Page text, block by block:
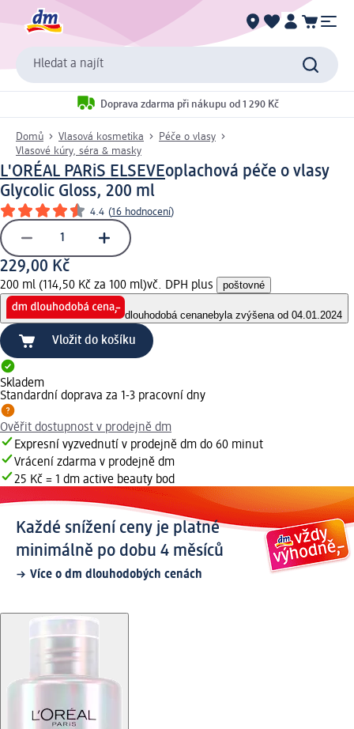
Hledat a najít
Doprava zdarma při nákupu od 1 290 Kč
Domů Vlasová kosmetika
Péče o vlasy
Vlasové kúry, séra & masky
L'ORÉAL PARiS ELSEVEoplachová péče o vlasy
Glycolic Gloss, 200 ml
4.4 (16 hodnocení)
229,00 Kč
200 ml (114,50 Kč za 100 ml)vč. DPH plus poštovné
dlouhodobá cenanebyla zvýšena od 04.01.2024
Vložit do košíku
Skladem
Standardní doprava za 1-3 pracovní dny
Ověřit dostupnost v prodejně dm
Expresní vyzvednutí v prodejně dm do 60 minut
Vrácení zdarma v prodejně dm
25 Kč = 1 dm active beauty bod
Každé snížení ceny je platné
minimálně po dobu 4 měsíců
Více o dm dlouhodobých cenách